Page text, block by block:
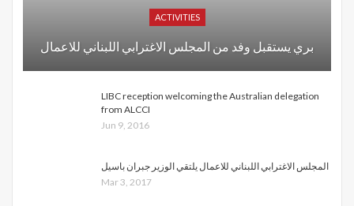
ACTIVITIES
بري يستقبل وفد من المجلس الاغترابي اللبناني للاعمال
LIBC reception welcoming the Australian delegation
from ALCCI
Jun 9, 2016
المجلس الاغترابي اللبناني للاعمال يلتقي الوزير جبران باسيل
Mar 3, 2017